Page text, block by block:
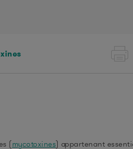
(mycotoxines) appartenant